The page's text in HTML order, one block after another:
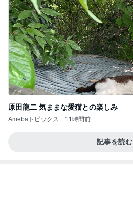
原田龍二 気ままな愛猫との楽しみ
Amebaトピックス 11時間前
記事を読む